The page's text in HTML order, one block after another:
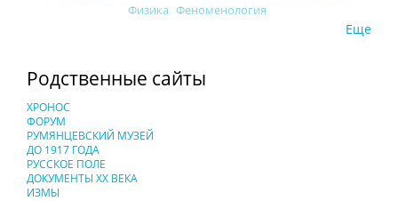
Физика Феноменология
Еще
Родственные сайты
ХРОНОС
ФОРУМ
РУМЯНЦЕВСКИЙ МУЗЕЙ
ДО 1917 ГОДА
РУССКОЕ ПОЛЕ
ДОКУМЕНТЫ XX ВЕКА
ИЗМЫ